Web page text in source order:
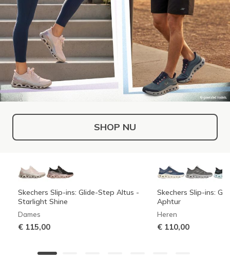
SHOP NU
Skechers Slip-ins: Glide-Step Altus -
Starlight Shine
Dames
€ 115,00
Skechers Slip-ins:
Aphtur
Heren
€ 110,00